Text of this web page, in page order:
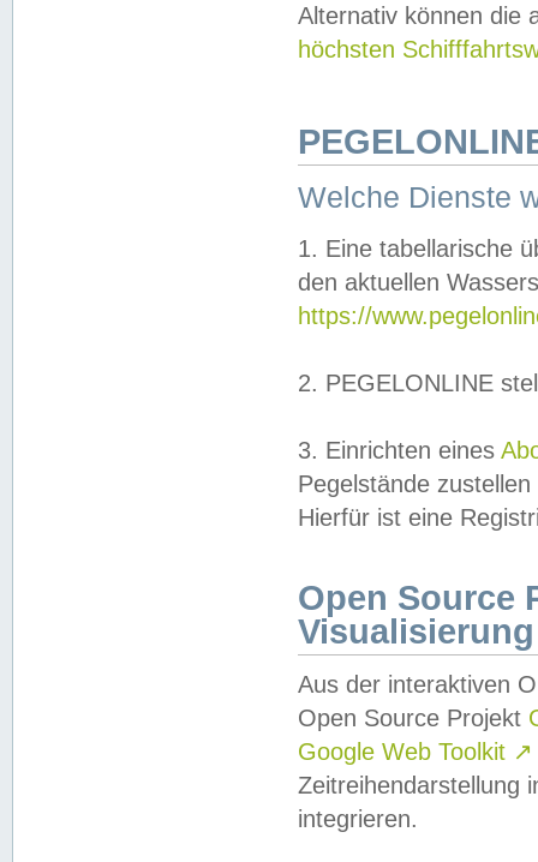
Alternativ können die
höchsten
Welche Dienste
1. Eine tabellarische
den aktuellen
https://
2. PEGELONLINE
3. Einrichten eines
Pegelstände
Hierfür ist eine
Open Source
Visualisierung
Aus der interaktiven
Open Source Projekt
Google Web Toolkit ↗
Zeitreihendarstellung
integrieren.